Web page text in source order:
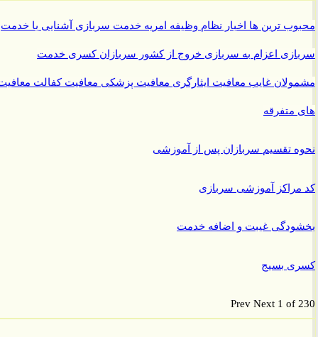
ترین هااخبار نظام وظیفهامریهخدمت سربازیآشنایی با خدمت
اعزام به سربازیخروج از کشور سربازانکسری خدمت
غایبمعافیت ایثارگریمعافیت پزشکیمعافیت کفالتمعافیت
متفرقه
تقسیم سربازان پس از آموزشی
آموزشی سربازی
غیبت و اضافه خدمت
بسیج
PrevNext 1 of